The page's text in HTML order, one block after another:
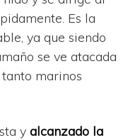
Es la
ya que siendo
se ve atacada
marinos
y alcanzado la